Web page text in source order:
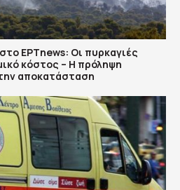
ΕΡΤnews: Οι πυρκαγιές
κόστος – Η πρόληψη
αποκατάσταση